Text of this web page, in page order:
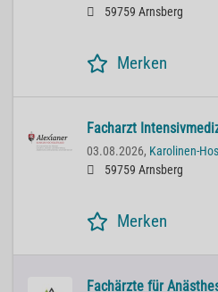
59759 Arnsberg
Merken
Facharzt
03.08.2026, Karolinen-
59759 Arnsberg
Merken
Fachärzte für